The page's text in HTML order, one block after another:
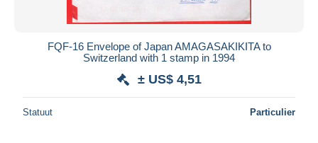
FQF-16 Envelope of Japan AMAGASAKIKITA to
Switzerland with 1 stamp in 1994
± US$ 4,51
Statuut Particulier